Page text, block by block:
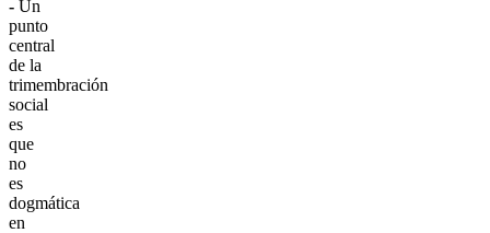
- Un
punto
central
de la
trimembración
social
es
que
no
es
dogmática
en